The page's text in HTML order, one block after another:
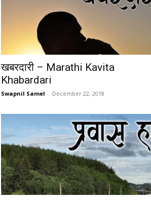
खबरदारी – Marathi Kavita
Khabardari
Swapnil Samel - December 22, 2018